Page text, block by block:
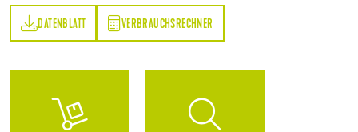
DATENBLATT VERBRAUCHSRECHNER